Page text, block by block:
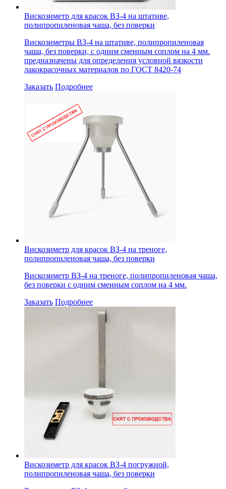
Вискозиметр для красок ВЗ-4 на штативе,
полипропиленовая чаша, без поверки
Вискозиметры ВЗ-4 на штативе, полипропиленовая
чаша, без поверки, с одним сменным соплом на 4 мм.
предназначены для определения условной вязкости
лакокрасочных материалов по ГОСТ 8420-74
Заказать Подробнее
Вискозиметр для красок ВЗ-4 на треноге,
полипропиленовая чаша, без поверки
Вискозиметр ВЗ-4 на треноге, полипропиленовая чаша,
без поверки с одним сменным соплом на 4 мм.
Заказать Подробнее
Вискозиметр для красок ВЗ-4 погружной,
полипропиленовая чаша, без поверки